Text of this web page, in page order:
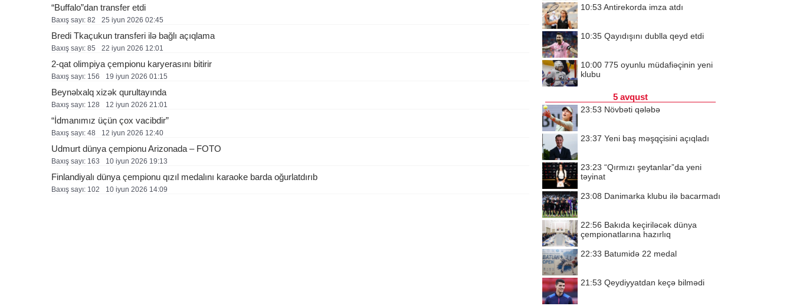
“Buffalo”dan transfer etdi
Baxış sayı: 82 25 i̇yun 2026 02:45
Bredi Tkaçukun transferi ilə bağlı açıqlama
Baxış sayı: 85 22 i̇yun 2026 12:01
2-qat olimpiya çempionu karyerasını bitirir
Baxış sayı: 156 19 i̇yun 2026 01:15
Beynəlxalq xizək qurultayında
Baxış sayı: 128 12 i̇yun 2026 21:01
“İdmanımız üçün çox vacibdir”
Baxış sayı: 48 12 i̇yun 2026 12:40
Udmurt dünya çempionu Arizonada – FOTO
Baxış sayı: 163 10 i̇yun 2026 19:13
Finlandiyalı dünya çempionu qızıl medalını karaoke barda oğurlatdırıb
Baxış sayı: 102 10 i̇yun 2026 14:09
10:53 Antirekorda imza atdı
10:35 Qayıdışını dublla qeyd etdi
10:00 775 oyunlu müdafiəçinin yeni
klubu
5 avqust
23:53 Növbəti qələbə
23:37 Yeni baş məşqçisini açıqladı
23:23 “Qırmızı şeytanlar”da yeni
təyinat
23:08 Danimarka klubu ilə bacarmadı
22:56 Bakıda keçiriləcək dünya
çempionatlarına hazırlıq
22:33 Batumidə 22 medal
21:53 Qeydiyyatdan keçə bilmədi